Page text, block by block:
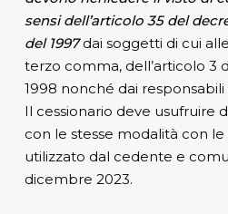
sensi dell’articolo 35 del
del 1997dai soggetti di cui
terzo comma, dell’articolo 3
1998 nonché dai responsabili
Il cessionario deve usufruire
con le stesse modalità con
utilizzato dal cedente e
dicembre 2023.